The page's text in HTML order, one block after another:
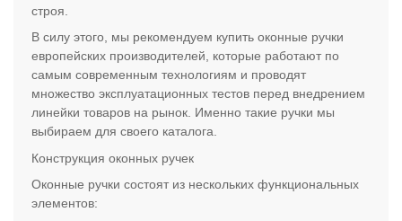
строя.
В силу этого, мы рекомендуем купить оконные ручки
европейских производителей, которые работают по
самым современным технологиям и проводят
множество эксплуатационных тестов перед внедрением
линейки товаров на рынок. Именно такие ручки мы
выбираем для своего каталога.
Конструкция оконных ручек
Оконные ручки состоят из нескольких функциональных
элементов: